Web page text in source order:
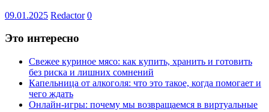
09.01.2025 Redactor 0
Это интересно
Свежее куриное мясо: как купить, хранить и готовить
без риска и лишних сомнений
Капельница от алкоголя: что это такое, когда помогает и
чего ждать
Онлайн-игры: почему мы возвращаемся в виртуальные